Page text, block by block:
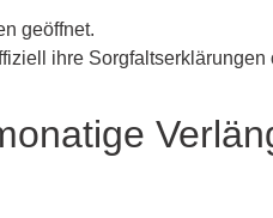
geöffnet.
ihre